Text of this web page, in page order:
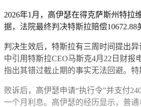
2026年1月，高伊瑟在得克萨斯州特
据，法院最终判决特斯拉赔偿10672.88
判决生效后，特斯拉有三周时间提出
中引用特斯拉CEO马斯克4月22日财报
指出其错过截止期的事实无法回避。
败诉后，高伊瑟申请“执行令”并支付
一个月利息。高伊瑟的经历显示，普